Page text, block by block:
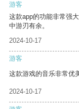
游客
这款app的功能非常强
中游刃有余。
2024-10-17
游客
这款游戏的音乐非常优
2024-10-17